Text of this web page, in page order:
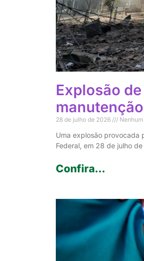
Explosão
28 de julho de 2026
Uma explosão provocada
Federal, em 28 de julho
Confira...